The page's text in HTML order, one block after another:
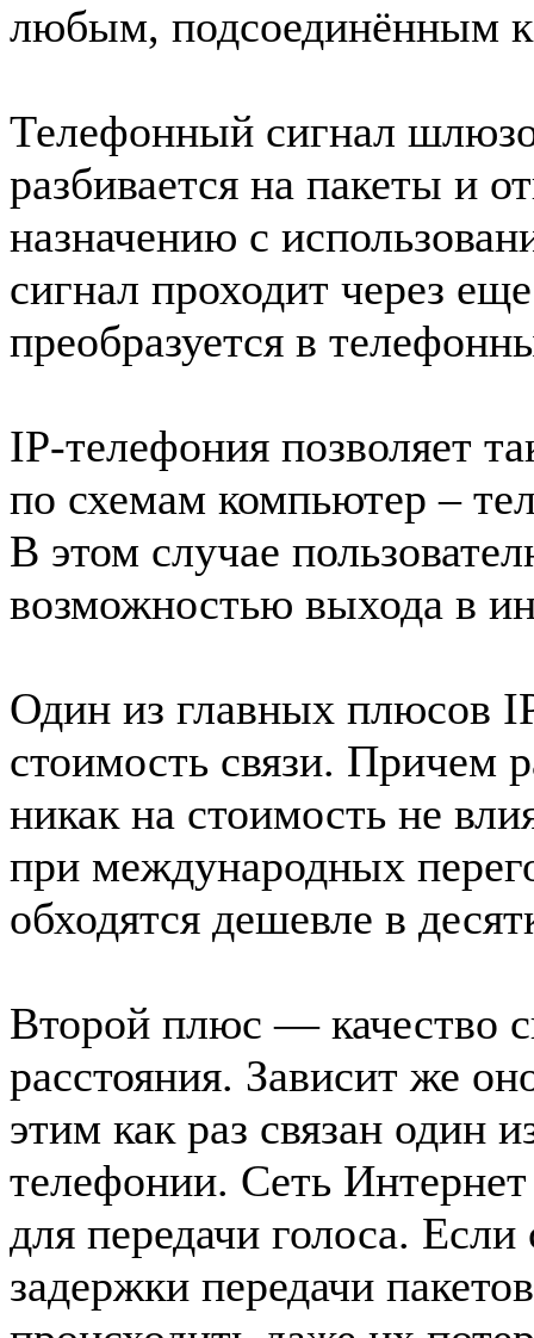
любым, подсоединённым
Телефонный сигнал
разбивается на пакеты и
назначению с
сигнал проходит через
преобразуется в
IP-телефония позволяет
по схемам компьютер –
В этом случае
возможностью выхода в
Один из главных плюсов
стоимость связи. Причем
никак на стоимость не
при международных
обходятся дешевле в
Второй плюс — качество
расстояния. Зависит же
этим как раз связан один
телефонии. Сеть Интернет
для передачи голоса.
задержки передачи